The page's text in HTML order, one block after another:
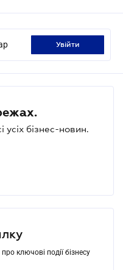
увійти
усіх бізнес-новин.
ключові події бізнесу